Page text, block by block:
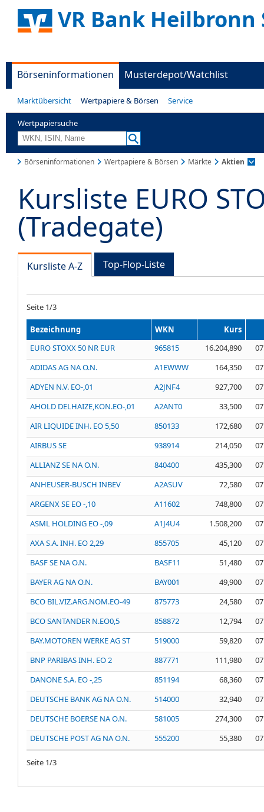
VR Bank Heilbronn
Börseninformationen Musterdepot/Watchlist
Marktübersicht Wertpapiere & Börsen Service
Wertpapiersuche
Börseninformationen Wertpapiere & Börsen Märkte Aktien
Kursliste EURO
(Tradegate)
Kursliste A-Z Top-Flop-Liste
Seite 1/3
Bezeichnung WKN
Kurs
EURO STOXX 50 NR EUR
965815 16.204,890
ADIDAS AG NA O.N.
A1EWWW 164,350
ADYEN N.V. EO-,01
A2JNF4 927,700
AHOLD DELHAIZE,KON.EO-,01
A2ANT0 33,500
AIR LIQUIDE INH. EO 5,50
850133 172,680
AIRBUS SE
938914 214,050
ALLIANZ SE NA O.N.
840400 435,300
ANHEUSER-BUSCH INBEV
A2ASUV 72,580
ARGENX SE EO -,10
A11602 748,800
ASML HOLDING EO -,09
A1J4U4 1.508,200
AXA S.A. INH. EO 2,29
855705 45,120
BASF SE NA O.N.
BASF11 51,480
BAYER AG NA O.N.
BAY001 49,900
BCO BIL.VIZ.ARG.NOM.EO-49
875773 24,580
BCO SANTANDER N.EO0,5
858872 12,794
BAY.MOTOREN WERKE AG ST
519000 59,820
BNP PARIBAS INH. EO 2
887771 111,980
DANONE S.A. EO -,25
851194 68,360
DEUTSCHE BANK AG NA O.N.
514000 32,940
DEUTSCHE BOERSE NA O.N.
581005 274,300
DEUTSCHE POST AG NA O.N.
555200 55,380
Seite 1/3